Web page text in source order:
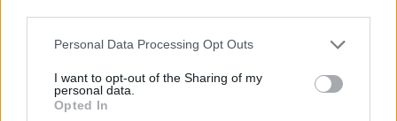
Please note that this website/app uses one or more Google
not limited to your visit or usage behaviour. You may click to
grant or deny consent to Google and its third-party tags to
use your data for below specified purposes in below Google
Personal Data Processing Opt Outs
I want to opt-out of the Sharing of my
personal data.
Opted In
Az ősök csontjainak méltó elhelyezéséhez
szükséges osszáriumot (csontházat vagy
hozzá a KÖH elnöke.
A mintegy egy évtizede kezdődött, több évig